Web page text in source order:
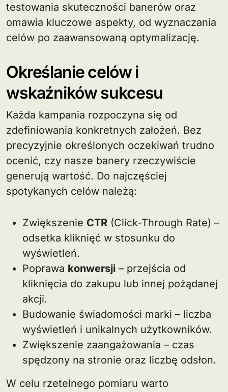
testowania skuteczności banerów oraz
omawia kluczowe aspekty, od wyznaczania
celów po zaawansowaną optymalizację.
Określanie celów i
wskaźników sukcesu
Każda kampania rozpoczyna się od
zdefiniowania konkretnych założeń. Bez
precyzyjnie określonych oczekiwań trudno
ocenić, czy nasze banery rzeczywiście
generują wartość. Do najczęściej
spotykanych celów należą:
Zwiększenie CTR (Click-Through Rate) –
odsetka kliknięć w stosunku do
wyświetleń.
Poprawa konwersji – przejścia od
kliknięcia do zakupu lub innej pożądanej
akcji.
Budowanie świadomości marki – liczba
wyświetleń i unikalnych użytkowników.
Zwiększenie zaangażowania – czas
spędzony na stronie oraz liczbę odsłon.
W celu rzetelnego pomiaru warto